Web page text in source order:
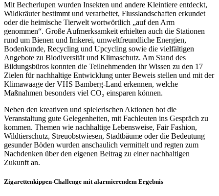
Mit Becherlupen wurden Insekten und andere Kleintiere entdeckt,
Wildkräuter bestimmt und verarbeitet, Flusslandschaften erkundet
oder die heimische Tierwelt wortwörtlich „auf den Arm
genommen“. Große Aufmerksamkeit erhielten auch die Stationen
rund um Bienen und Imkerei, umweltfreundliche Energien,
Bodenkunde, Recycling und Upcycling sowie die vielfältigen
Angebote zu Biodiversität und Klimaschutz. Am Stand des
Bildungsbüros konnten die Teilnehmenden ihr Wissen zu den 17
Zielen für nachhaltige Entwicklung unter Beweis stellen und mit der
Klimawaage der VHS Bamberg-Land erkennen, welche
Maßnahmen besonders viel CO₂ einsparen können.
Neben den kreativen und spielerischen Aktionen bot die
Veranstaltung gute Gelegenheiten, mit Fachleuten ins Gespräch zu
kommen. Themen wie nachhaltige Lebensweise, Fair Fashion,
Wildtierschutz, Streuobstwiesen, Stadtbäume oder die Bedeutung
gesunder Böden wurden anschaulich vermittelt und regten zum
Nachdenken über den eigenen Beitrag zu einer nachhaltigen
Zukunft an.
Zigarettenkippen-Challenge mit alarmierendem Ergebnis